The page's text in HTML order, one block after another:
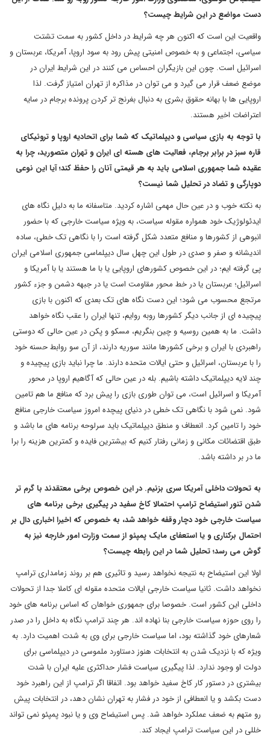
دست مواضع در این شرایط چیست؟
واقعیت این است که اکنون هر چه شرایط در داخل کشور به سمت تشتت
سیاسی، اجتماعی و به خصوص امنیتی پیش رود به سود اروپا، آمریکا، عربستان و
اسرائیل است. چون این بازیگران احساس می کنند در این شرایط ایران در
موضع ضعف قرار می گیرد و می توان در مذاکره از تهران امتیاز گرفت. لذا
اروپایی ها با بهانه حقوق بشری به دنبال بغرنج تر کردن پرونده برجام در سایه
اعتراضات اخیر هستند.
با توجه به بازی سیاسی و دیپلماتیک که شما برای اتحادیه اروپا و تروئیکای
قاره سبز در برابر برجام، فعالیت های هسته ای ایران و تهران متصورید، چرا به
عقیده شما جمهوری اسلامی باید به هر قیمتی آنان را حفظ کند؛ آیا این نوعی
دوپارگی و تضاد در تحلیل شما نیست؟
به نکته خوب و در عین حال مهمی اشاره کردید. متاسفانه ما به دلیل نگاه های
ایدئولوژیک خود همواره مقوله سیاست، به ویژه سیاست خارجی که با حضور
انبوهی از کشورها و منافع متعدد شکل گرفته است را با نگاهی تک خطی، ساده
اندیشانه و صفر و صدی در طول این چهل سال دیپلماسی جمهوری اسلامی ایران
پی گرفته ایم؛ در این خصوص کشورهای اروپایی یا با ما هستند یا با آمریکا و
اسرائیل؛ عربستان یا در خط محور مقاومت است یا در جبهه دشمن و جزء کشور
مرتجع محسوب می شود؛ این دست نگاه های تک بعدی که اکنون با بازی
پیچیده ای از جانب دیگر کشورها روبه روایم، تنها ایران را عقب نگاه خواهد
داشت. ما به همین روسیه و چین بنگریم، مسکو و پکن در عین حالی که دوستی
راهبردی با ایران و برخی کشورها مانند سوریه دارند، از آن سو روابط حسنه خود
را با عربستان، اسرائیل و حتی ایالات متحده دارند. ما چرا نباید بازی پیچیده و
چند لایه دیپلماتیک داشته باشیم. بله در عین حالی که آگاهیم اروپا در محور
آمریکا و اسرائیل است، می توان طوری بازی را پیش برد که منافع ما هم تامین
شود. نمی شود با نگاهی تک خطی در دنیای پیچده امروز سیاست خارجی منافع
خود را تامین کرد. انعطاف و منطق دیپلماتیک باید سرلوحه برنامه های ما باشد و
طبق اقتضائات مکانی و زمانی رفتار کنیم که بیشترین فایده و کمترین هزینه را برا
ما در بر داشته باشد.
به تحولات داخلی آمریکا سری بزنیم. در این خصوص برخی معتقدند با گرم تر
شدن تنور استیضاح ترامپ احتمالا کاخ سفید در پیگیری برخی برنامه های
سیاست خارجی خود دچار وقفه خواهد شد، به خصوص که اخیرا اخباری دال بر
احتمال برکناری و یا استعفای مایک پمپئو از سمت وزارت امور خارجه نیز به
گوش می رسد؛ تحلیل شما در این رابطه چیست؟
اولا این استیضاح به نتیجه نخواهد رسید و تاثیری هم بر روند زمامداری ترامپ
نخواهد داشت. ثانیا سیاست خارجی ایالات متحده مقوله ای کاملا جدا از تحولات
داخلی این کشور است. خصوصا برای جمهوری خواهان که اساس برنامه های خود
را روی حوزه سیاست خارجی بنا نهاده اند. هر چند ترامپ نگاه به داخل را در صدر
شعارهای خود گذاشته بود، اما سیاست خارجی برای وی به شدت اهمیت دارد. به
ویژه که با نزدیک شدن به انتخابات هنوز دستاورد ملموسی در دیپلماسی برای
دولت او وجود ندارد. لذا پیگیری سیاست فشار حداکثری علیه ایران با شدت
بیشتری در دستور کار کاخ سفید خواهد بود. اتفاقا اگر ترامپ از این راهبرد خود
دست بکشد و یا انعطافی از خود در فشار به تهران نشان دهد، در انتخابات پیش
رو متهم به ضعف عملکرد خواهد شد. پس استیضاح وی و یا نبود پمپئو نمی تواند
خللی در این سیاست ترامپ ایجاد کند.